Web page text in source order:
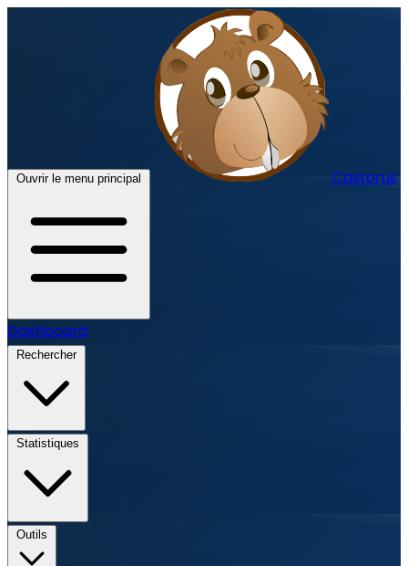
Ouvrir le menu principal Castorus
Dashboard
Rechercher
Statistiques
Outils